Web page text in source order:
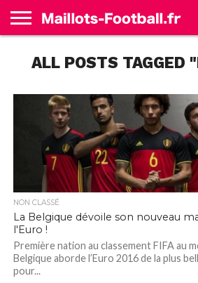
ALLEMAGNE
ANGLETERRE
ESPAGNE
FRANCE
ITALIE
SÉLECTIONS
MARQUES
ALL POSTS TAGGED
NON CLASSÉ
La Belgique dévoile son nouveau
l'Euro !
Première nation au classement FIFA au
Belgique aborde l’Euro 2016 de la plus
pour...